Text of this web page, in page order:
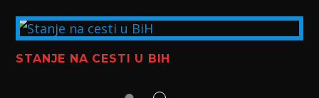
STANJE NA CESTI U BIH